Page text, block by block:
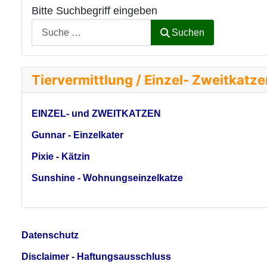
Bitte Suchbegriff eingeben
Suchen
Tiervermittlung / Einzel-
EINZEL- und ZWEITKATZEN
Gunnar - Einzelkater
Pixie - Kätzin
Sunshine - Wohnungseinzelkatze
Datenschutz
Disclaimer - Haftungsausschluss